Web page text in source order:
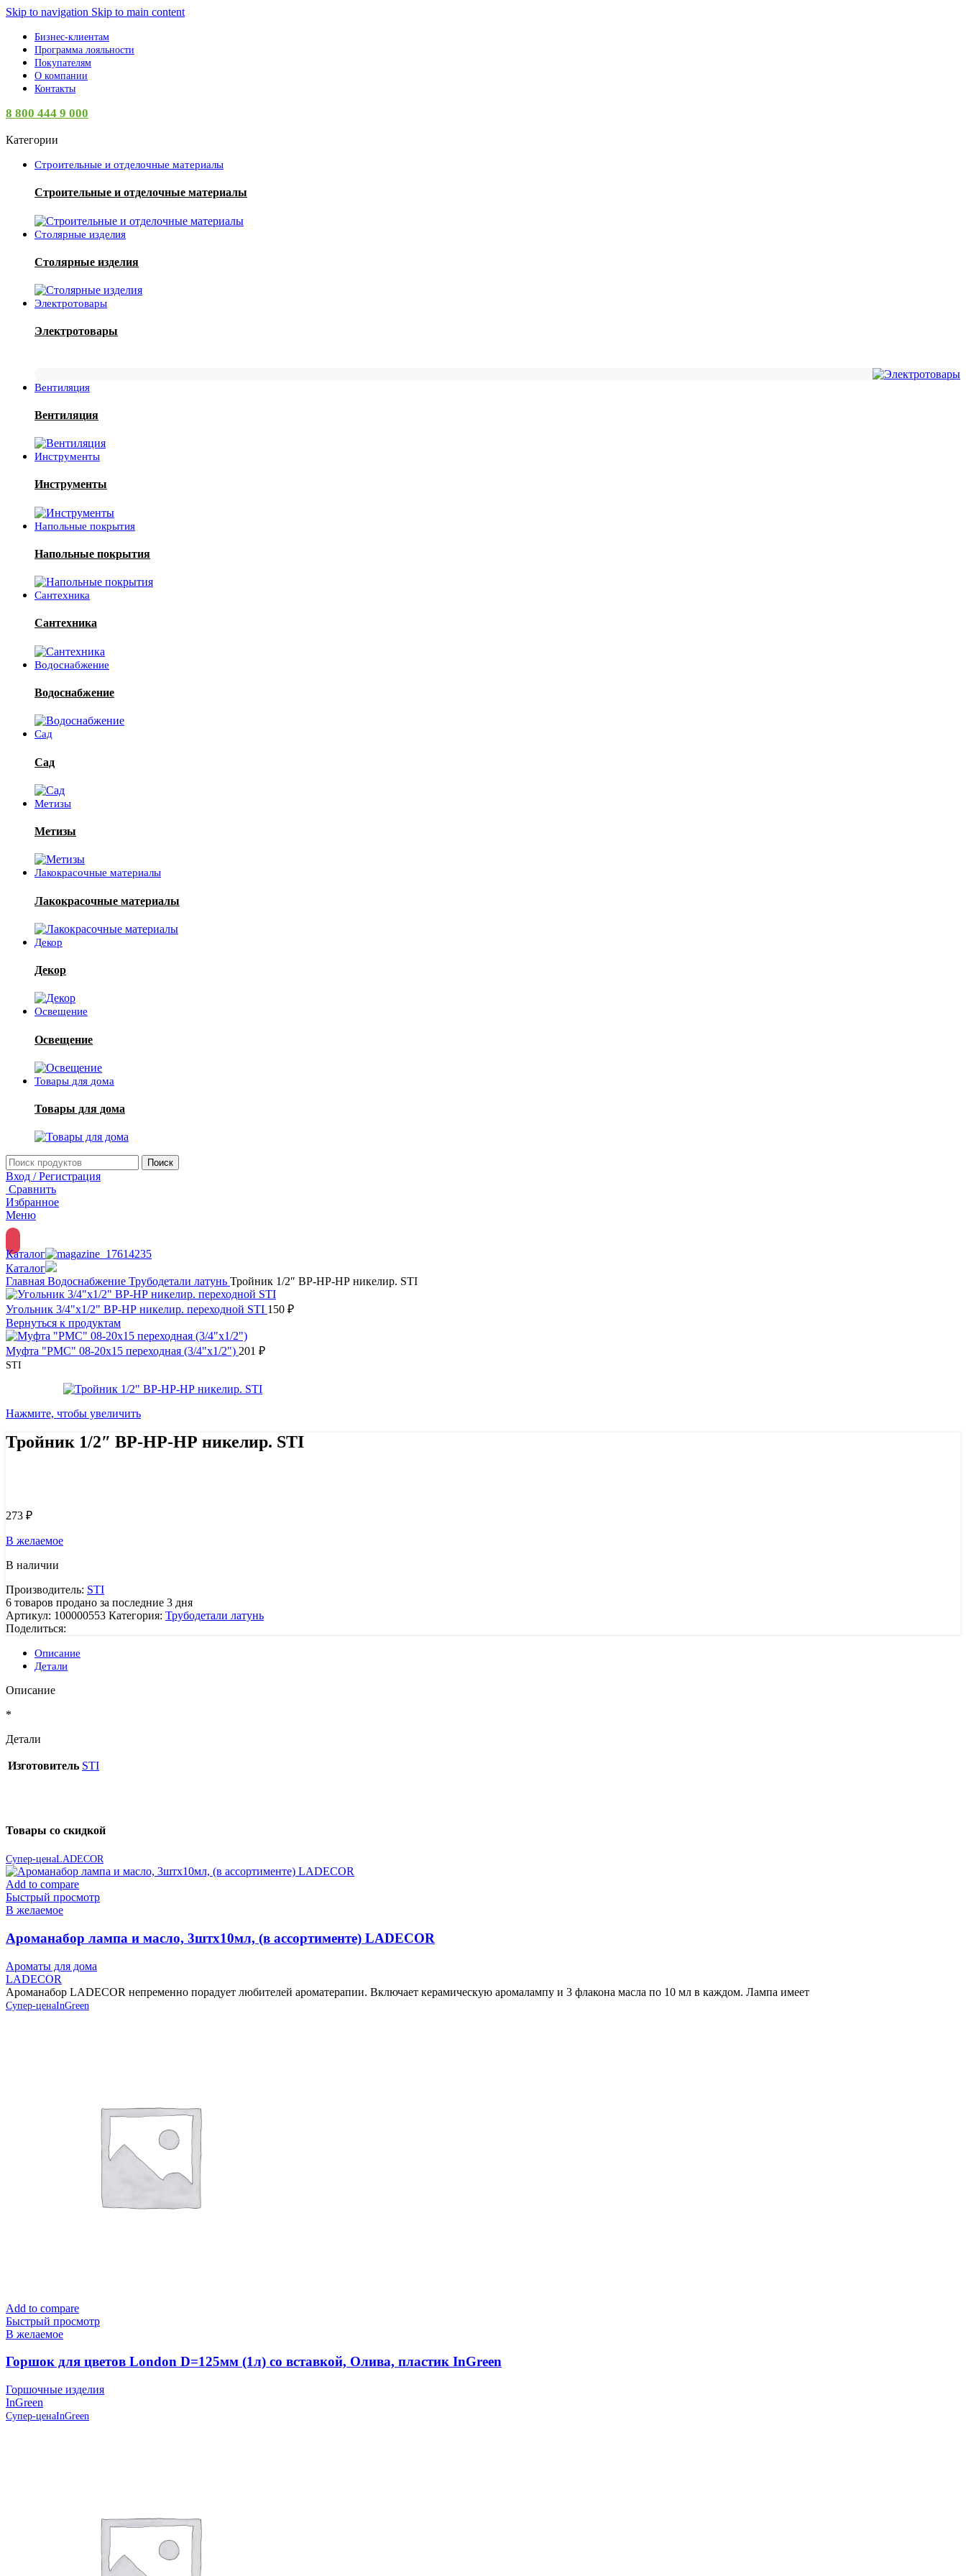
Skip to navigation Skip to main content
Бизнес-клиентам
Программа лояльности
Покупателям
О компании
Контакты
8 800 444 9 000
Категории
Строительные и отделочные материалы
Строительные и отделочные материалы
Столярные изделия
Столярные изделия
Электротовары
Электротовары
Вентиляция
Вентиляция
Инструменты
Инструменты
Напольные покрытия
Напольные покрытия
Сантехника
Сантехника
Водоснабжение
Водоснабжение
Сад
Сад
Метизы
Метизы
Лакокрасочные материалы
Лакокрасочные материалы
Декор
Декор
Освещение
Освещение
Товары для дома
Товары для дома
Поиск
Вход / Регистрация
Сравнить
Избранное
Меню
Каталог
Каталог
Главная Водоснабжение Трубодетали латунь Тройник 1/2″ ВР-НР-НР никелир. STI
Угольник 3/4"х1/2" ВР-НР никелир. переходной STI 150 ₽
Вернуться к продуктам
Муфта "РМС" 08-20х15 переходная (3/4"х1/2") 201 ₽
STI
Нажмите, чтобы увеличить
Тройник 1/2″ ВР-НР-НР никелир. STI
273 ₽
В желаемое
В наличии
Производитель: STI
6 товаров продано за последние 3 дня
Артикул: 100000553 Категория: Трубодетали латунь
Поделиться:
Описание
Детали
Описание
*
Детали
Изготовитель STI
Товары со скидкой
Супер-ценаLADECOR
Add to compare
Быстрый просмотр
В желаемое
Ароманабор лампа и масло, 3штx10мл, (в ассортименте) LADECOR
Ароматы для дома
LADECOR
Ароманабор LADECOR непременно порадует любителей ароматерапии. Включает керамическую аромалампу и 3 флакона масла по 10 мл в каждом. Лампа имеет
Супер-ценаInGreen
Add to compare
Быстрый просмотр
В желаемое
Горшок для цветов London D=125мм (1л) со вставкой, Олива, пластик InGreen
Горшочные изделия
InGreen
Супер-ценаInGreen